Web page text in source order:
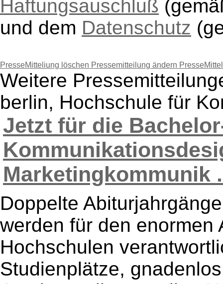
Haftungsauschluß
und dem Datenschutz
PresseMitteliung löschen Pressemitteilung ändern
Weitere
berlin, Hochschule für
Jetzt für die
Marketingkommunik
Doppelte
werden für den enormen
Hochschulen
Studienplätze,